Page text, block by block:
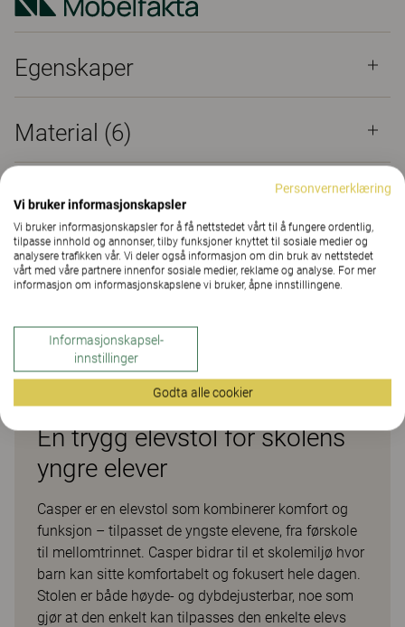
Egenskaper
Material (6)
Downloads (4)
Sertifikat (1)
The Better Effect Index (2,04)
En trygg elevstol for skolens
yngre elever
Casper er en elevstol som kombinerer komfort og
funksjon – tilpasset de yngste elevene, fra førskole
til mellomtrinnet. Casper bidrar til et skolemiljø hvor
barn kan sitte komfortabelt og fokusert hele dagen.
Stolen er både høyde- og dybdejusterbar, noe som
gjør at den enkelt kan tilpasses den enkelte elevs
Personvernerklæring
Vi bruker informasjonskapsler
Vi bruker informasjonskapsler for å få nettstedet vårt til å fungere ordentlig,
tilpasse innhold og annonser, tilby funksjoner knyttet til sosiale medier og
analysere trafikken vår. Vi deler også informasjon om din bruk av nettstedet
vårt med våre partnere innenfor sosiale medier, reklame og analyse. For mer
informasjon om informasjonskapslene vi bruker, åpne innstillingene.
Informasjonskapsel-
innstillinger
Godta alle cookier